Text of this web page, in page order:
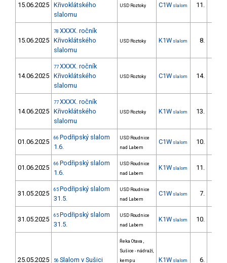
15.06.2025 Křivoklátského
slalomu
USD Roztoky C1W slalom 11.
15.06.2025
78 XXXX. ročník
Křivoklátského
slalomu
USD Roztoky K1W slalom 8.
14.06.2025
77 XXXX. ročník
Křivoklátského
slalomu
USD Roztoky C1W slalom 14.
14.06.2025
77 XXXX. ročník
Křivoklátského
slalomu
USD Roztoky K1W slalom 13.
01.06.2025 66 Podřipský slalom
1.6.
USD Roudnice
nad Labem
C1W slalom 10.
01.06.2025 66 Podřipský slalom
1.6.
USD Roudnice
nad Labem
K1W slalom 11.
31.05.2025 65 Podřipský slalom
31.5.
USD Roudnice
nad Labem
C1W slalom 7.
31.05.2025 65 Podřipský slalom
31.5.
USD Roudnice
nad Labem
K1W slalom 10.
25.05.2025 56 Slalom v Sušici
Řeka Otava ,
Sušice - nádraží,
kemp u
K1W slalom 6.